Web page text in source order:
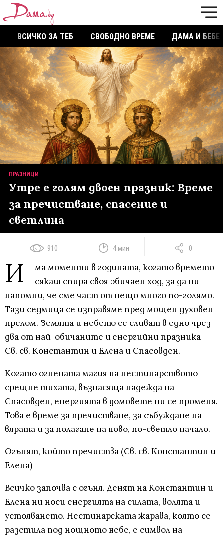
ВСИЧКО ЗА ТЕБ СВОБОДНО ВРЕМЕ ДАМА И БЕБЕ
ПРАЗНИЦИ
Утре е голям двоен празник: Време
за пречистване, спасение и
светлина
910 4 мин 0
И
ма моменти в годината, когато времето
сякаш спира своя обичаен ход, за да ни
напомни, че сме част от нещо много по-голямо.
Тази седмица се изправяме пред мощен духовен
прелом. Земята и небето се сливат в едно чрез
два от най-обичаните и енергийни празника –
Св. св. Константин и Елена и Спасовден.
Когато огнената магия на нестинарството
срещне тихата, възнасяща надежда на
Спасовден, енергията в домовете ни се променя.
Това е време за пречистване, за събуждане на
вярата и за полагане на ново, по-светло начало.
Огънят, който пречиства (Св. св. Константин и
Елена)
Всичко започва с огъня. Денят на Константин и
Елена ни носи енергията на силата, волята и
устояването. Нестинарската жарава, която се
разстила под нощното небе, е символ на